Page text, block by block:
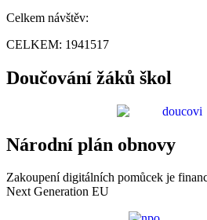
Celkem návštěv:
CELKEM: 1941517
Doučování žáků škol
Národní plán obnovy
Zakoupení digitálních pomůcek je
Next Generation EU